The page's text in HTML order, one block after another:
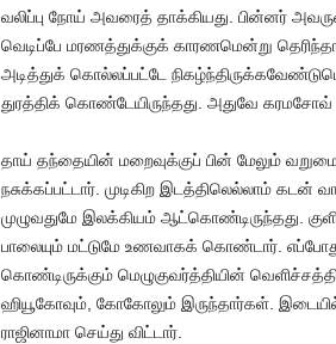
வலிப்பு நோய் அவரைத் தாக்கியது. பின்னர்
வெடிப்பே மரணத்துக்குக் காரணமென்று
அடித்துக் கொல்லப்பட்டே
துரத்திக் கொண்டேயிருந்தது. அதுவே
தாய் தந்தையின் மறைவுக்குப் பின் மேலும்
நசுக்கப்பட்டார். முடிகிற இடத்திலெல்லாம்
முழுவதுமே இலக்கியம் ஆட்கொண்டிருந்தது.
பாலையும் மட்டுமே உணவாகக் கொண்டார்.
கொண்டிருக்கும் மெழுகுவர்த்தியின்
ஹியூகோவும், கோகோலும் இருந்தார்கள்.
ராஜினாமா செய்து விட்டார்.